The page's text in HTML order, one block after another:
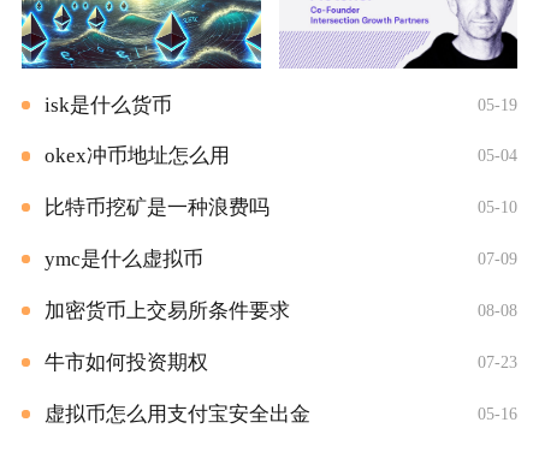
isk是什么货币 05-19
okex冲币地址怎么用 05-04
比特币挖矿是一种浪费吗 05-10
ymc是什么虚拟币 07-09
加密货币上交易所条件要求 08-08
牛市如何投资期权 07-23
虚拟币怎么用支付宝安全出金 05-16